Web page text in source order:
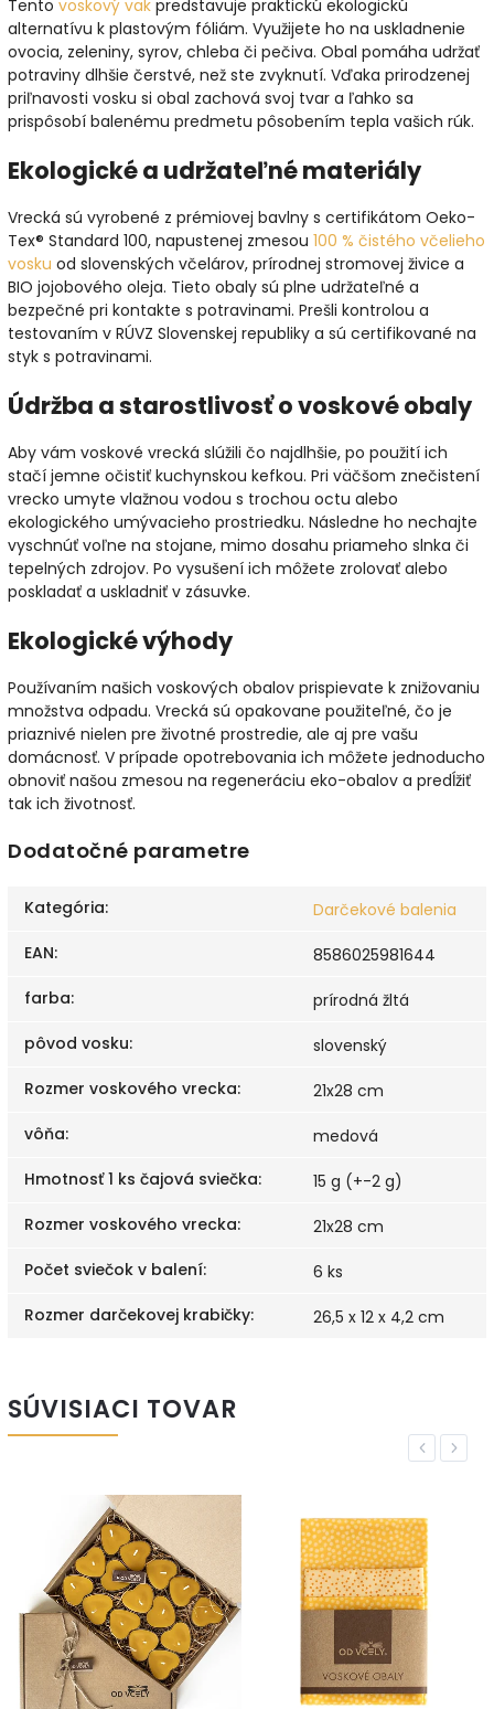
Tento voskový vak predstavuje praktickú ekologickú
alternatívu k plastovým fóliám. Využijete ho na uskladnenie
ovocia, zeleniny, syrov, chleba či pečiva. Obal pomáha udržať
potraviny dlhšie čerstvé, než ste zvyknutí. Vďaka prirodzenej
priľnavosti vosku si obal zachová svoj tvar a ľahko sa
prispôsobí balenému predmetu pôsobením tepla vašich rúk.
Ekologické a udržateľné materiály
Vrecká sú vyrobené z prémiovej bavlny s certifikátom Oeko-
Tex® Standard 100, napustenej zmesou 100 % čistého včelieho
vosku od slovenských včelárov, prírodnej stromovej živice a
BIO jojobového oleja. Tieto obaly sú plne udržateľné a
bezpečné pri kontakte s potravinami. Prešli kontrolou a
testovaním v RÚVZ Slovenskej republiky a sú certifikované na
styk s potravinami.
Údržba a starostlivosť o voskové obaly
Aby vám voskové vrecká slúžili čo najdlhšie, po použití ich
stačí jemne očistiť kuchynskou kefkou. Pri väčšom znečistení
vrecko umyte vlažnou vodou s trochou octu alebo
ekologického umývacieho prostriedku. Následne ho nechajte
vyschnúť voľne na stojane, mimo dosahu priameho slnka či
tepelných zdrojov. Po vysušení ich môžete zrolovať alebo
poskladať a uskladniť v zásuvke.
Ekologické výhody
Používaním našich voskových obalov prispievate k znižovaniu
množstva odpadu. Vrecká sú opakovane použiteľné, čo je
priaznivé nielen pre životné prostredie, ale aj pre vašu
domácnosť. V prípade opotrebovania ich môžete jednoducho
obnoviť našou zmesou na regeneráciu eko-obalov a predĺžiť
tak ich životnosť.
Dodatočné parametre
Kategória:
Darčekové balenia
EAN:
8586025981644
farba:
prírodná žltá
pôvod vosku:
slovenský
Rozmer voskového vrecka:
21x28 cm
vôňa:
medová
Hmotnosť 1 ks čajová sviečka:
15 g (+-2 g)
Rozmer voskového vrecka:
21x28 cm
Počet sviečok v balení:
6 ks
Rozmer darčekovej krabičky: 26,5 x 12 x 4,2 cm
SÚVISIACI TOVAR
Previous
Next